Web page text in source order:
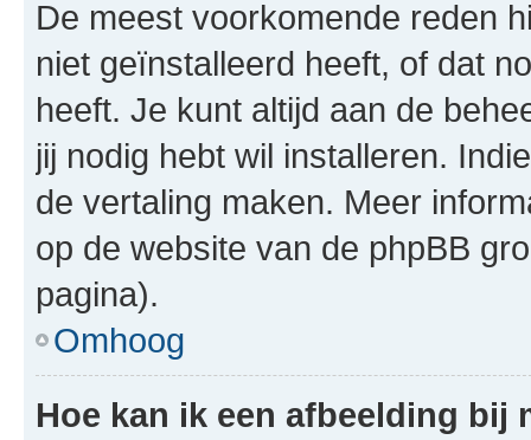
De meest voorkomende reden
niet geïnstalleerd heeft, of dat
heeft. Je kunt altijd aan de
jij nodig hebt wil installeren.
de vertaling maken. Meer
op de website van de phpBB
pagina).
Omhoog
Hoe kan ik een afbeelding bij